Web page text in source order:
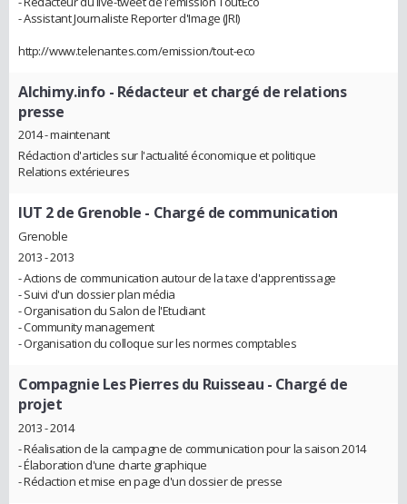
- Assistant Journaliste Reporter d'Image (JRI)
http://www.telenantes.com/emission/tout-eco
Alchimy.info- Rédacteur et chargé de relations
presse
2014 - maintenant
Rédaction d'articles sur l'actualité économique et politique
Relations extérieures
IUT 2 de Grenoble - Chargé de communication
Grenoble
2013 - 2013
- Actions de communication autour de la taxe d'apprentissage
- Suivi d'un dossier plan média
- Organisation du Salon de l'Etudiant
- Community management
- Organisation du colloque sur les normes comptables
Compagnie Les Pierres du Ruisseau - Chargé de
projet
2013 - 2014
- Réalisation de la campagne de communication pour la saison 2014
- Élaboration d'une charte graphique
- Rédaction et mise en page d'un dossier de presse